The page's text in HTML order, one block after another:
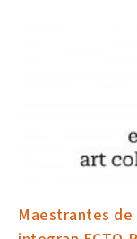
Maestrantes de